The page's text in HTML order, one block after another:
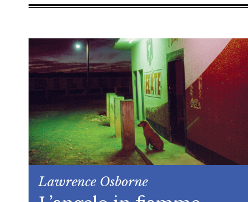
Lawrence Osborne